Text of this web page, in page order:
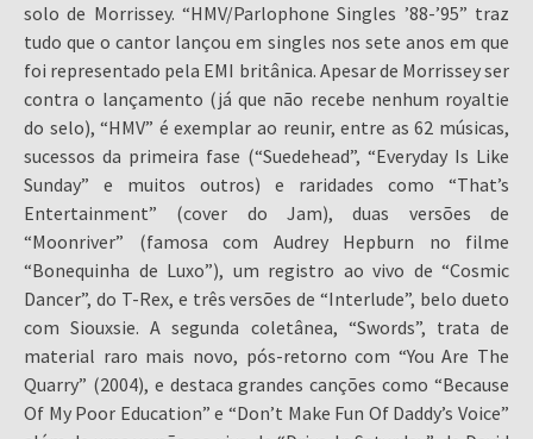
solo de Morrissey. “HMV/Parlophone Singles ’88-’95” traz
tudo que o cantor lançou em singles nos sete anos em que
foi representado pela EMI britânica. Apesar de Morrissey ser
contra o lançamento (já que não recebe nenhum royaltie
do selo), “HMV” é exemplar ao reunir, entre as 62 músicas,
sucessos da primeira fase (“Suedehead”, “Everyday Is Like
Sunday” e muitos outros) e raridades como “That’s
Entertainment” (cover do Jam), duas versões de
“Moonriver” (famosa com Audrey Hepburn no filme
“Bonequinha de Luxo”), um registro ao vivo de “Cosmic
Dancer”, do T-Rex, e três versões de “Interlude”, belo dueto
com Siouxsie. A segunda coletânea, “Swords”, trata de
material raro mais novo, pós-retorno com “You Are The
Quarry” (2004), e destaca grandes canções como “Because
Of My Poor Education” e “Don’t Make Fun Of Daddy’s Voice”